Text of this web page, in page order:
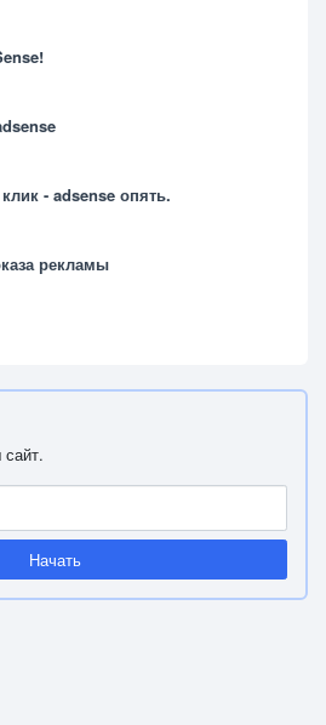
- adsense опять.
рекламы
Начать